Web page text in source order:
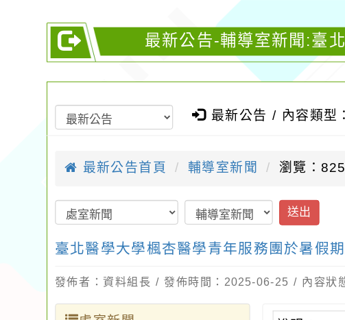
最新公告-輔導室新聞:臺
最新公告 / 內容類型
最新公告首頁 輔導室新聞 瀏覽：825
送出
臺北醫學大學楓杏醫學青年服務團於暑假
發佈者：資料組長 / 發佈時間：2025-06-25 / 內容狀